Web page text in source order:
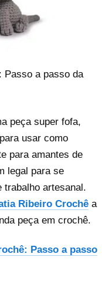
Passo a passo da
peça super fofa,
usar como
para amantes de
legal para se
trabalho artesanal.
Ribeiro Crochê a
peça em crochê.
Passo a passo